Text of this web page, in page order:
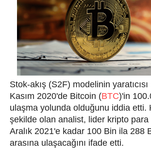
Stok-akış (S2F) modelinin
Kasım 2020'de Bitcoin (BTC)'in
ulaşma yolunda olduğunu iddia etti.
şekilde olan analist, lider kripto para
Aralık 2021'e kadar 100 Bin ila 288
arasına ulaşacağını ifade etti.